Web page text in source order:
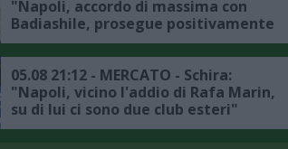
"Napoli, accordo di massima con
Badiashile, prosegue positivamente
la trattativa con il Chelsea, ecco i
dettagli"
05.08 21:12 - MERCATO - Schira:
"Napoli, vicino l'addio di Rafa Marin,
su di lui ci sono due club esteri"